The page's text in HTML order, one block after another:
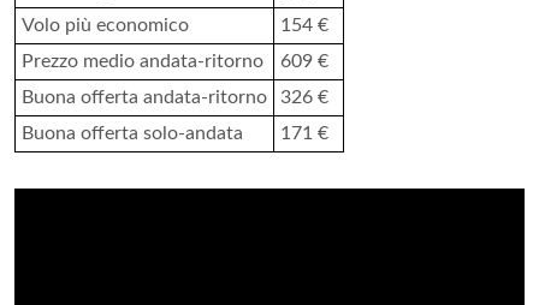
Volo più economico
154 €
Prezzo medio andata-ritorno
609 €
Buona offerta andata-ritorno
326 €
Buona offerta solo-andata
171 €